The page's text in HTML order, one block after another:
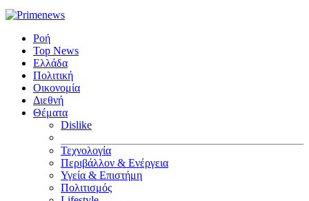
Ροή
Top News
Ελλάδα
Πολιτική
Οικονομία
Διεθνή
Θέματα
Dislike
Τεχνολογία
Περιβάλλον & Ενέργεια
Υγεία & Επιστήμη
Πολιτισμός